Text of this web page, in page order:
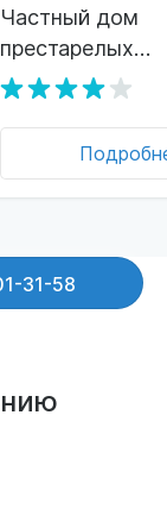
Частный дом
престарелых
«ДоброДом»
31-58